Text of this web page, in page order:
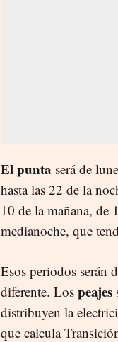
El punta será de
hasta las 22 de la
10 de la mañana, de
medianoche, que
Esos periodos serán
diferente. Los peajes
distribuyen la
que calcula